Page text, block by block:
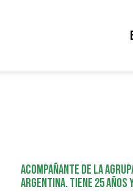
Acompañante de la
Argentina. Tiene 25